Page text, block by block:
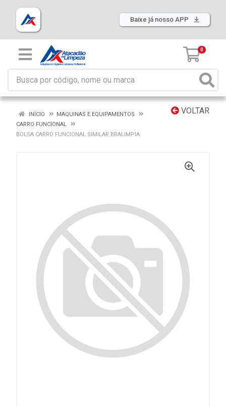
Baixe já nosso APP
0
VOLTAR
INÍCIO
MAQUINAS E EQUIPAMENTOS
CARRO FUNCIONAL
BOLSA CARRO FUNCIONAL SIMILAR BRALIMPIA